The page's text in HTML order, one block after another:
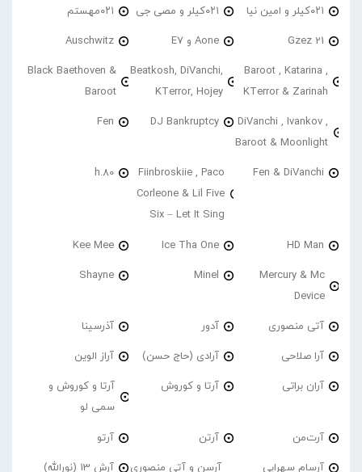
۰۲۱کیلر و امین نیا ۰۲۱کیلر و مصی جی ۰۲۱مهستم
21 Gzez Aone و E7 Auschwitz
Baroot , Katarina ,
KTerror & Zarinah
Beatkosh, DiVanchi,
KTerror, Hojey
Black Baethoven &
Baroot
DiVanchi , Ivankov ,
Baroot & Moonlight
DJ Bankruptcy
Fen
Fen & DiVanchi
Fiinbroskiie , Paco
Corleone & Lil Five
Six – Let It Sing
h.80
HD Man
Ice Tha One
Kee Mee
Mercury & Mc
Device
Minel
Shayne
آتی منصوری آدور آذرسینا
آرا صلاحی آرادی (حاج حسن) آراز الوین
آران براتی آرتا و کوروش
آرتا و کوروش و
سمی لو
آرت‌من آرتن آرتو
آرسام سهرابی آرسن و آتی منصوری آرش 13 (نورالله)